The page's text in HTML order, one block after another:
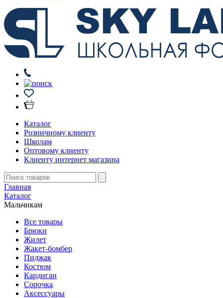
Каталог
Розничному клиенту
Школам
Оптовому клиенту
Клиенту интернет магазина
Главная
Каталог
Мальчикам
Все товары
Брюки
Жилет
Жакет-бомбер
Пиджак
Костюм
Кардиган
Сорочка
Аксессуары